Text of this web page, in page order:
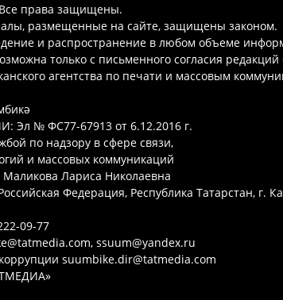
права защищены.
размещенные на сайте, защищены законом.
и распространение в любом объеме
только с письменного согласия
агентства по печати и массовым
Эл № ФС77-67913 от 6.12.2016 г.
по надзору в сфере связи,
и массовых коммуникаций
Лариса Николаевна
Федерация, Республика Татарстан, г.
09-77
ssuum@yandex.ru
suumbike.dir@tatmedia.com